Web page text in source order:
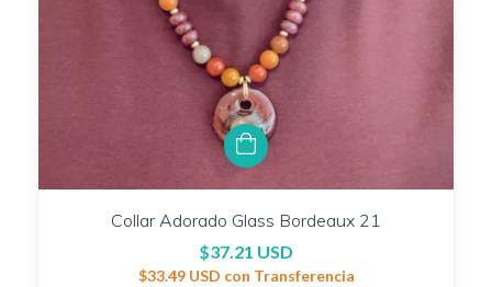
Collar Adorado Glass Bordeaux 21
$37.21 USD
$33.49 USD con Transferencia